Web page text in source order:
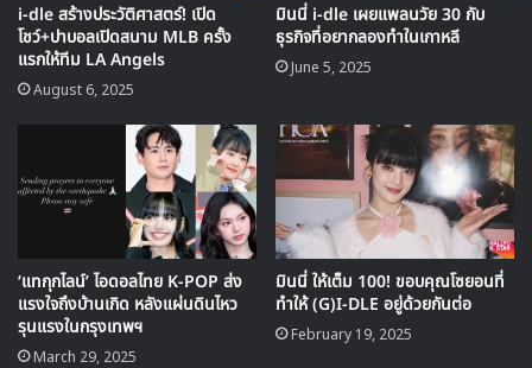
มินนี่ และ มิยอนยังเปิดเผยเรื่องราวที่พวกเธอเกือบจะได้เดบิวต์
ในชื่อวงอื่น ซึ่งหนึ่งในชื่อที่เป็นตัวเลือกคือ ‘Anycolor’ มียอน
เล่าถึงคอนเซปต์แปลกๆ ที่มาพร้อมชื่อนี้
i-dle สร้างประวัติศาสตร์! เปิด
โชว์+ปาบอลเปิดสนาม MLB ครั้ง
แรกให้ทีม LA Angels
August 6, 2025
มินนี่ i-dle เผยแพลนวัย 30 กับ
ธุรกิจที่อยากลองทำในเกาหลี
June 5, 2025
‘แทกุกไลน์’ ไอดอลไทย K-POP ส่ง
แรงใจถึงบ้านเกิด หลังแผ่นดินไหว
รุนแรงในกรุงเทพฯ
March 29, 2025
มินนี่ ให้เต็ม 100! ขอบคุณโซยอนที่
ทำให้ (G)I-DLE อยู่ด้วยกันต่อ
February 19, 2025